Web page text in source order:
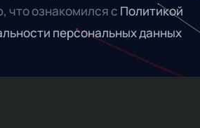
что ознакомился с Политикой
персональных данных